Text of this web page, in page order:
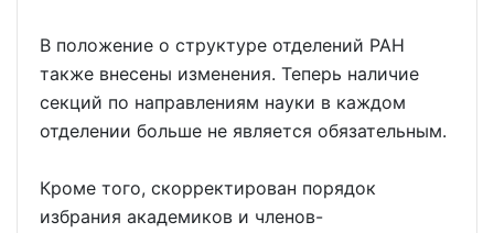
В положение о структуре отделений РАН
также внесены изменения. Теперь наличие
секций по направлениям науки в каждом
отделении больше не является обязательным.
Кроме того, скорректирован порядок
избрания академиков и членов-